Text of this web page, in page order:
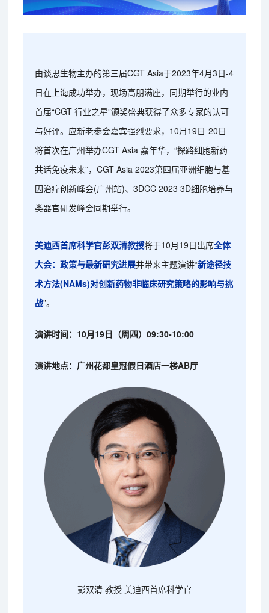
由谈思生物主办的第三届CGT Asia于2023年4月3日-4
日在上海成功举办，现场高朋满座，同期举行的业内
首届“CGT 行业之星”颁奖盛典获得了众多专家的认可
与好评。应新老参会嘉宾强烈要求，10月19日-20日
将首次在广州举办CGT Asia 嘉年华，“探路细胞新药
共话免疫未来”，CGT Asia 2023第四届亚洲细胞与基
因治疗创新峰会(广州站)、3DCC 2023 3D细胞培养与
类器官研发峰会同期举行。
美迪西首席科学官彭双清教授将于10月19日出席全体
大会：政策与最新研究进展并带来主题演讲“新途径技
术方法(NAMs)对创新药物非临床研究策略的影响与挑
战”。
演讲时间：10月19日（周四）09:30-10:00
演讲地点：广州花都皇冠假日酒店一楼AB厅
彭双清 教授 美迪西首席科学官